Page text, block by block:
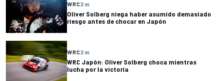
WRC2 m
Oliver Solberg niega haber asumido demasiado
riesgo antes de chocar en Japón
WRC2 m
WRC Japón: Oliver Solberg choca mientras
lucha por la victoria